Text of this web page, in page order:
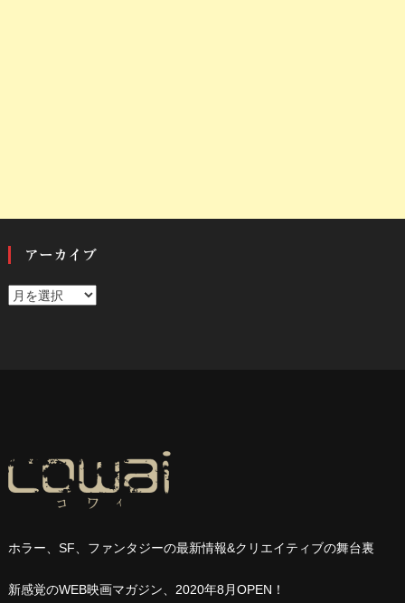
アーカイブ
ア
ホラー、SF、ファンタジーの最新情報&クリエイティブの舞台裏
新感覚のWEB映画マガジン、2020年8月OPEN ！